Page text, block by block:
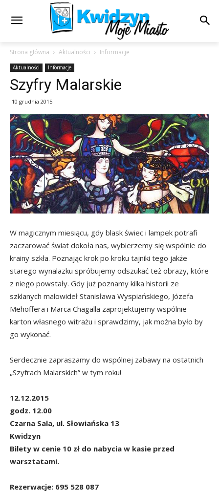
Strona główna Aktualności Informacje
Aktualności Informacje
Szyfry Malarskie
10 grudnia 2015
W magicznym miesiącu, gdy blask świec i lampek potrafi
zaczarować świat dokoła nas, wybierzemy się wspólnie do
krainy szkła. Poznając krok po kroku tajniki tego jakże
starego wynalazku spróbujemy odszukać też obrazy, które
z niego powstały. Gdy już poznamy kilka historii ze
szklanych malowideł Stanisława Wyspiańskiego, Józefa
Mehoffera i Marca Chagalla zaprojektujemy wspólnie
karton własnego witrażu i sprawdzimy, jak można było by
go wykonać.
Serdecznie zapraszamy do wspólnej zabawy na ostatnich
„Szyfrach Malarskich” w tym roku!
12.12.2015
godz. 12.00
Czarna Sala, ul. Słowiańska 13
Kwidzyn
Bilety w cenie 10 zł do nabycia w kasie przed
warsztatami.
Rezerwacje: 695 528 087